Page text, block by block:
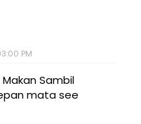
PM
Sambil
mata see